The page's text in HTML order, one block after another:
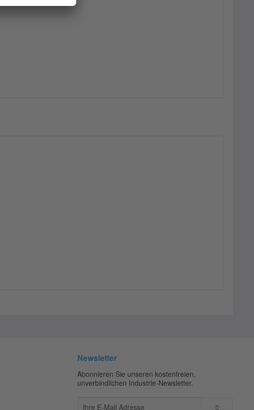
Newsletter
Abonnieren Sie unseren kostenfreien,
unverbindlichen Industrie-Newsletter.